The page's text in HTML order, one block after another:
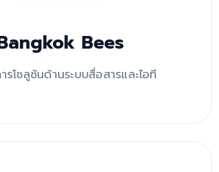
Bees
รโซลูชันด้านระบบสื่อสารและไอที